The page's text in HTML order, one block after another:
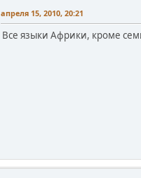
апреля 15, 2010, 20:21
Все языки Африки, кроме